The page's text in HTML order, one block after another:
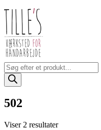
Products
search
502
Viser 2 resultaterSorteret